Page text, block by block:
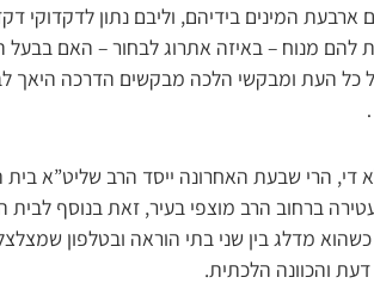
ארבעת המינים בידיהם, וליבם נתון
להם מנוח – באיזה אתרוג לבחור – האם בבעל
כל העת ומבקשי הלכה מבקשים הדרכה היאך
די, הרי שבעת האחרונה ייסד הרב שליט”א
ברחוב הרב מוצפי בעיר, זאת בנוסף
מדלג בין שני בתי הוראה ובטלפון
והכוונה הלכתית.